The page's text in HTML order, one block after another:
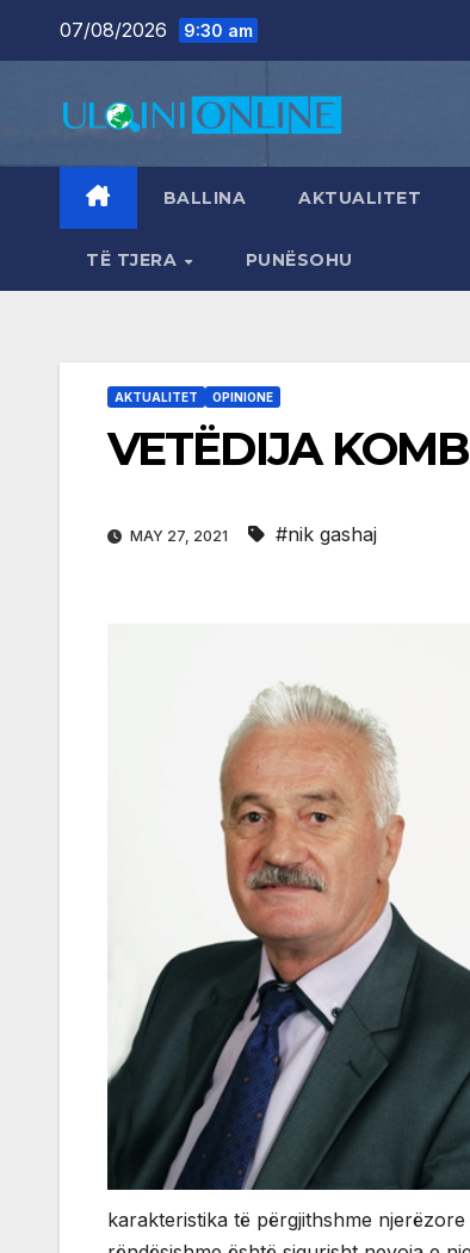
07/08/2026 9:30 am
BALLINA AKTUALITET
TË TJERA PUNËSOHU
AKTUALITET OPINIONE
VETËDIJA
MAY 27, 2021 #nik gashaj
karakteristika të përgjithshme